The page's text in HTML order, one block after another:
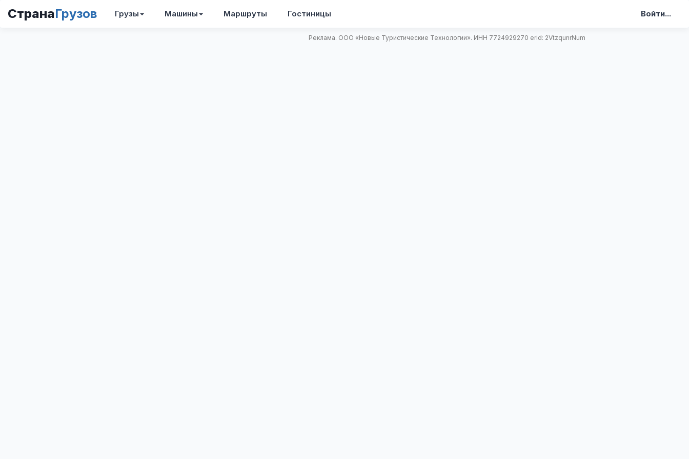
СтранаГрузов Грузы Машины Маршруты Гостиницы Войти...
Реклама. ООО «Новые Туристические Технологии». ИНН 7724929270 erid: 2VtzqunrNum